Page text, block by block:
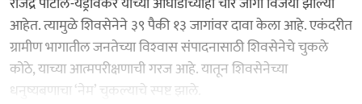
आहेत. त्यामुळे शिवसेनेने ३९ पैकी १३ जागांवर दावा केला आहे. एकंदरीत
ग्रामीण भागातील जनतेच्या विश्‍वास संपादनासाठी शिवसेनेचे चुकले
कोठे, याच्या आत्मपरीक्षणाची गरज आहे. यातून शिवसेनेच्या
धनुष्यबणाचा ‘नेम’ चुकल्याचे स्पष्ट झाले.